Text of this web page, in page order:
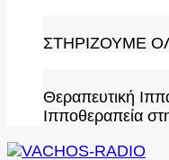
ΣΤΗΡΙΖΟΥΜΕ
Θεραπευτική
Ιπποθεραπεία